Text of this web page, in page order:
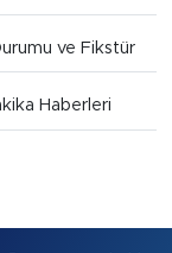
ve Fikstür
Haberleri